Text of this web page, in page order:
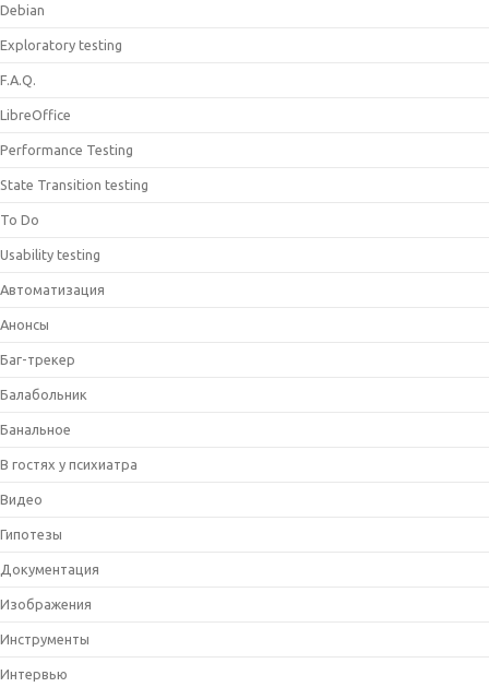
Debian
Exploratory testing
F.A.Q.
LibreOffice
Performance Testing
State Transition testing
To Do
Usability testing
Автоматизация
Анонсы
Баг-трекер
Балабольник
Банальное
В гостях у психиатра
Видео
Гипотезы
Документация
Изображения
Инструменты
Интервью